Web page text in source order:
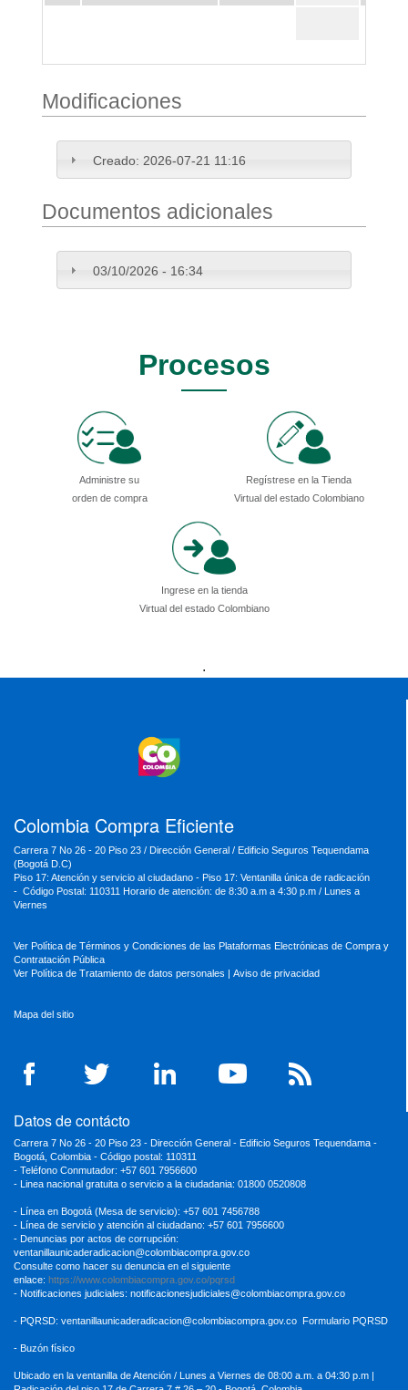
Modificaciones
Creado: 2026-07-21 11:16
Documentos adicionales
03/10/2026 - 16:34
Procesos
Administre su
orden de compra
Regístrese en la Tienda
Virtual del estado Colombiano
Ingrese en la tienda
Virtual del estado Colombiano
MinRelaciones
MinHacienda
.
Colombia Compra Eficiente
Carrera 7 No 26 - 20 Piso 23 / Dirección General / Edificio Seguros Tequendama
(Bogotá D.C)
Piso 17: Atención y servicio al ciudadano - Piso 17: Ventanilla única de radicación
- Código Postal: 110311 Horario de atención: de 8:30 a.m a 4:30 p.m / Lunes a
Viernes
Ver Política de Términos y Condiciones de las Plataformas Electrónicas de Compra y
Contratación Pública
Ver Política de Tratamiento de datos personales | Aviso de privacidad
Mapa del sitio
Datos de contácto
Carrera 7 No 26 - 20 Piso 23 - Dirección General - Edificio Seguros Tequendama -
Bogotá, Colombia - Código postal: 110311
- Teléfono Conmutador: +57 601 7956600
- Linea nacional gratuita o servicio a la ciudadania: 01800 0520808
- Línea en Bogotá (Mesa de servicio): +57 601 7456788
- Línea de servicio y atención al ciudadano: +57 601 7956600
- Denuncias por actos de corrupción:
ventanillaunicaderadicacion@colombiacompra.gov.co
Consulte como hacer su denuncia en el siguiente
enlace: https://www.colombiacompra.gov.co/pqrsd
- Notificaciones judiciales: notificacionesjudiciales@colombiacompra.gov.co
- PQRSD: ventanillaunicaderadicacion@colombiacompra.gov.co Formulario PQRSD
- Buzón físico
Ubicado en la ventanilla de Atención / Lunes a Viernes de 08:00 a.m. a 04:30 p.m |